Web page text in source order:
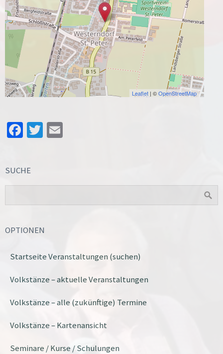
Leaflet | ©OpenStreetMap
Facebook
Twitter
SUCHE
OPTIONEN
Startseite Veranstaltungen (suchen)
Volkstänze – aktuelle Veranstaltungen
Volkstänze – alle (zukünftige) Termine
Volkstänze – Kartenansicht
Seminare / Kurse / Schulungen